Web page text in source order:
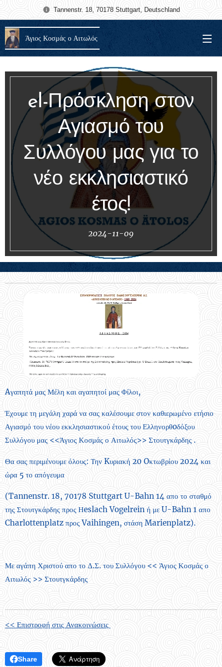
Tannenstr. 18, 70178 Stuttgart, Deutschland
Άγιος Κοσμάς ο Αιτωλός
el-Πρόσκληση στον
Αγιασμό του
Συλλόγου μας για το
νέο εκκλησιαστικό
έτος!
2024-11-09
Aγαπητά μας Μέλη και αγαπητοί μας Φίλοι,
Έχουμε τη μεγάλη χαρά να σας καλέσουμε στον καθιερωμένο ετήσιο
Αγιασμό του νέου εκκλησιαστικού έτους του Ελληνορθoδόξου
Συλλόγου μας <<Άγιος Κοσμάς ο Αιτωλός>> Στουτγκάρδης .
Θα σας περιμένουμε όλους: Την Kυριακή 20 Oκτωβρίου 2024 και
ώρα 5 το απόγευμα
(Tannenstr. 18, 70178 Stuttgart U-Bahn 14 απο το σταθμό
της Στουτγκάρδης προς Ηeslach Vogelrein ή με U-Bahn 1 απο
Charlottenplatz προς Vaihingen, στάση Marienplatz).
Με αγάπη Χριστού απο το Δ.Σ. του Συλλόγου << Άγιος Κοσμάς ο
Αιτωλός >> Στουτγκάρδης
<< Επιστροφή στις Ανακοινώσεις
Share